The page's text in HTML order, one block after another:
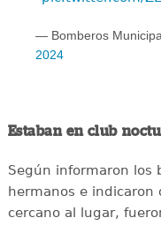
— Bomberos
2024
Estaban en club
Según informaron los
hermanos e
cercano al lugar,